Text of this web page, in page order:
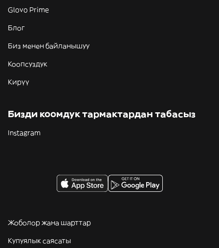
Glovo Prime
Блог
Биз менен байланышуу
Коопсуздук
Кирүү
Бизди коомдук тармактардан табасыз
Instagram
Жоболор жана шарттар
Купуялык саясаты